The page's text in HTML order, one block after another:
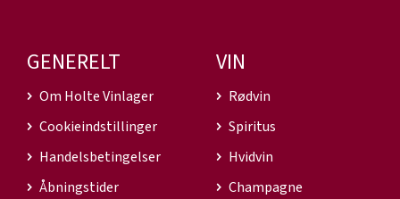
GENERELT
Om Holte Vinlager
Cookieindstillinger
Handelsbetingelser
Åbningstider
VIN
Rødvin
Spiritus
Hvidvin
Champagne